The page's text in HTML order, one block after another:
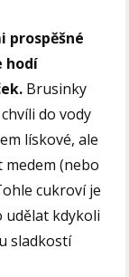
prospěšné
hodí
Brusinky
do vody
lískové, ale
medem (nebo
cukroví je
udělat kdykoli
sladkostí